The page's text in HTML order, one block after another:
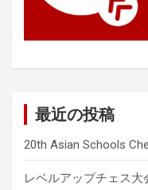
最近の投稿
20th Asian Schools
レベルアップチェス